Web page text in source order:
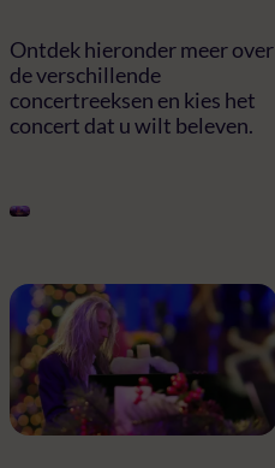
Ontdek hieronder meer over
de verschillende
concertreeksen en kies het
concert dat u wilt beleven.